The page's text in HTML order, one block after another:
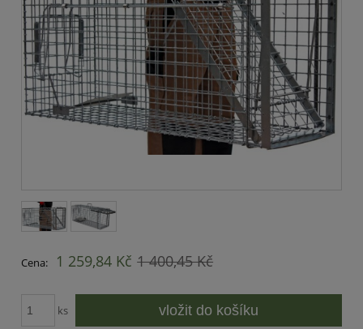
Cena: 1 259,84 Kč 1 400,45 Kč
ks vložit do košíku